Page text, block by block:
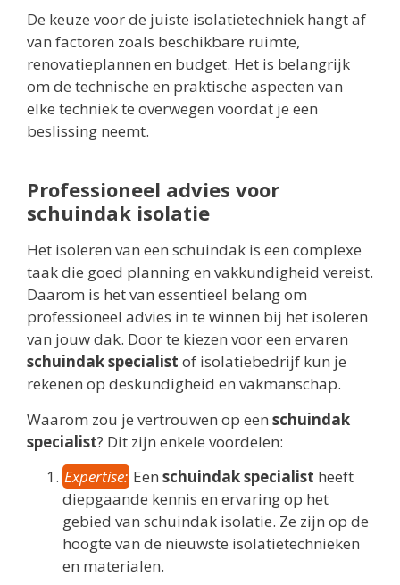
De keuze voor de juiste isolatietechniek hangt af
van factoren zoals beschikbare ruimte,
renovatieplannen en budget. Het is belangrijk
om de technische en praktische aspecten van
elke techniek te overwegen voordat je een
beslissing neemt.
Professioneel advies voor
schuindak isolatie
Het isoleren van een schuindak is een complexe
taak die goed planning en vakkundigheid vereist.
Daarom is het van essentieel belang om
professioneel advies in te winnen bij het isoleren
van jouw dak. Door te kiezen voor een ervaren
schuindak specialist of isolatiebedrijf kun je
rekenen op deskundigheid en vakmanschap.
Waarom zou je vertrouwen op een schuindak
specialist? Dit zijn enkele voordelen:
Expertise: Een schuindak specialist heeft
diepgaande kennis en ervaring op het
gebied van schuindak isolatie. Ze zijn op de
hoogte van de nieuwste isolatietechnieken
en materialen.